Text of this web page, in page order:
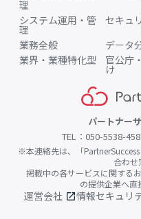
理
システム運用・管
理
セキュ
業務全般
データ
業界・業種特化型
官公庁
け
パートナー
TEL：050-5538-
※本連絡先は、「
合わせ
掲載中の各サービスに関する
の提供企業へ直
運営会社 open_in_new情報セキュリ